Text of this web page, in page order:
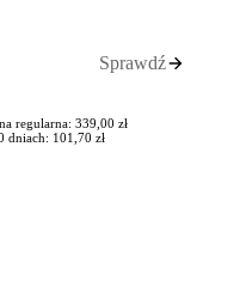
Sprawdź
regularna: 339,00 zł
dniach: 101,70 zł